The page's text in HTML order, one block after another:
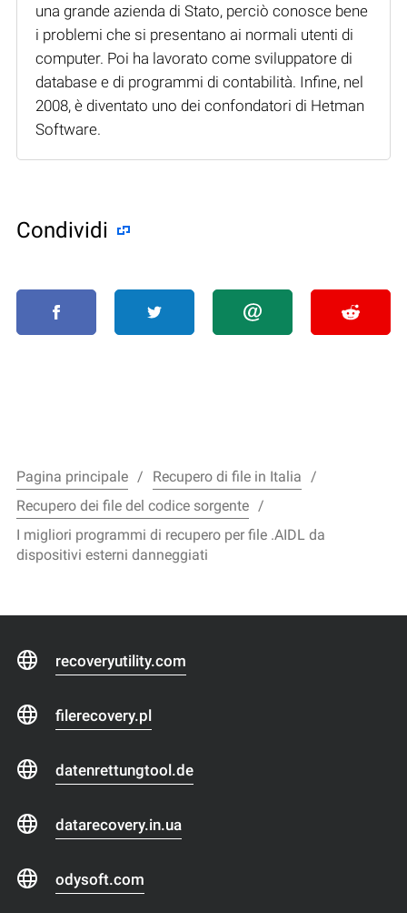
una grande azienda di Stato, perciò conosce bene
i problemi che si presentano ai normali utenti di
computer. Poi ha lavorato come sviluppatore di
database e di programmi di contabilità. Infine, nel
2008, è diventato uno dei confondatori di Hetman
Software.
Condividi
Pagina principale
Recupero di file in Italia
Recupero dei file del codice sorgente
I migliori programmi di recupero per file .AIDL da
dispositivi esterni danneggiati
recoveryutility.com
filerecovery.pl
datenrettungtool.de
datarecovery.in.ua
odysoft.com